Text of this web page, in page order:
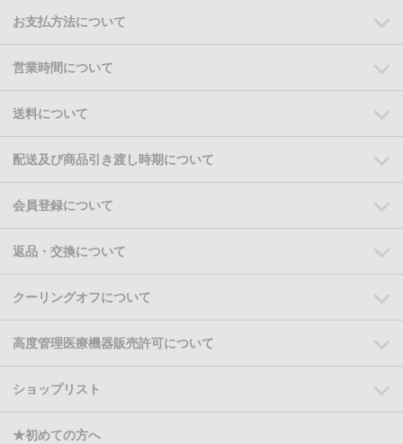
お支払方法について
営業時間について
送料について
配送及び商品引き渡し時期について
会員登録について
返品・交換について
クーリングオフについて
高度管理医療機器販売許可について
ショップリスト
★初めての方へ